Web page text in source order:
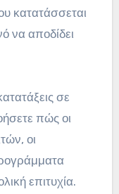
κατατάσσεται
να αποδίδει
σε
πώς οι
οι
επιτυχία.